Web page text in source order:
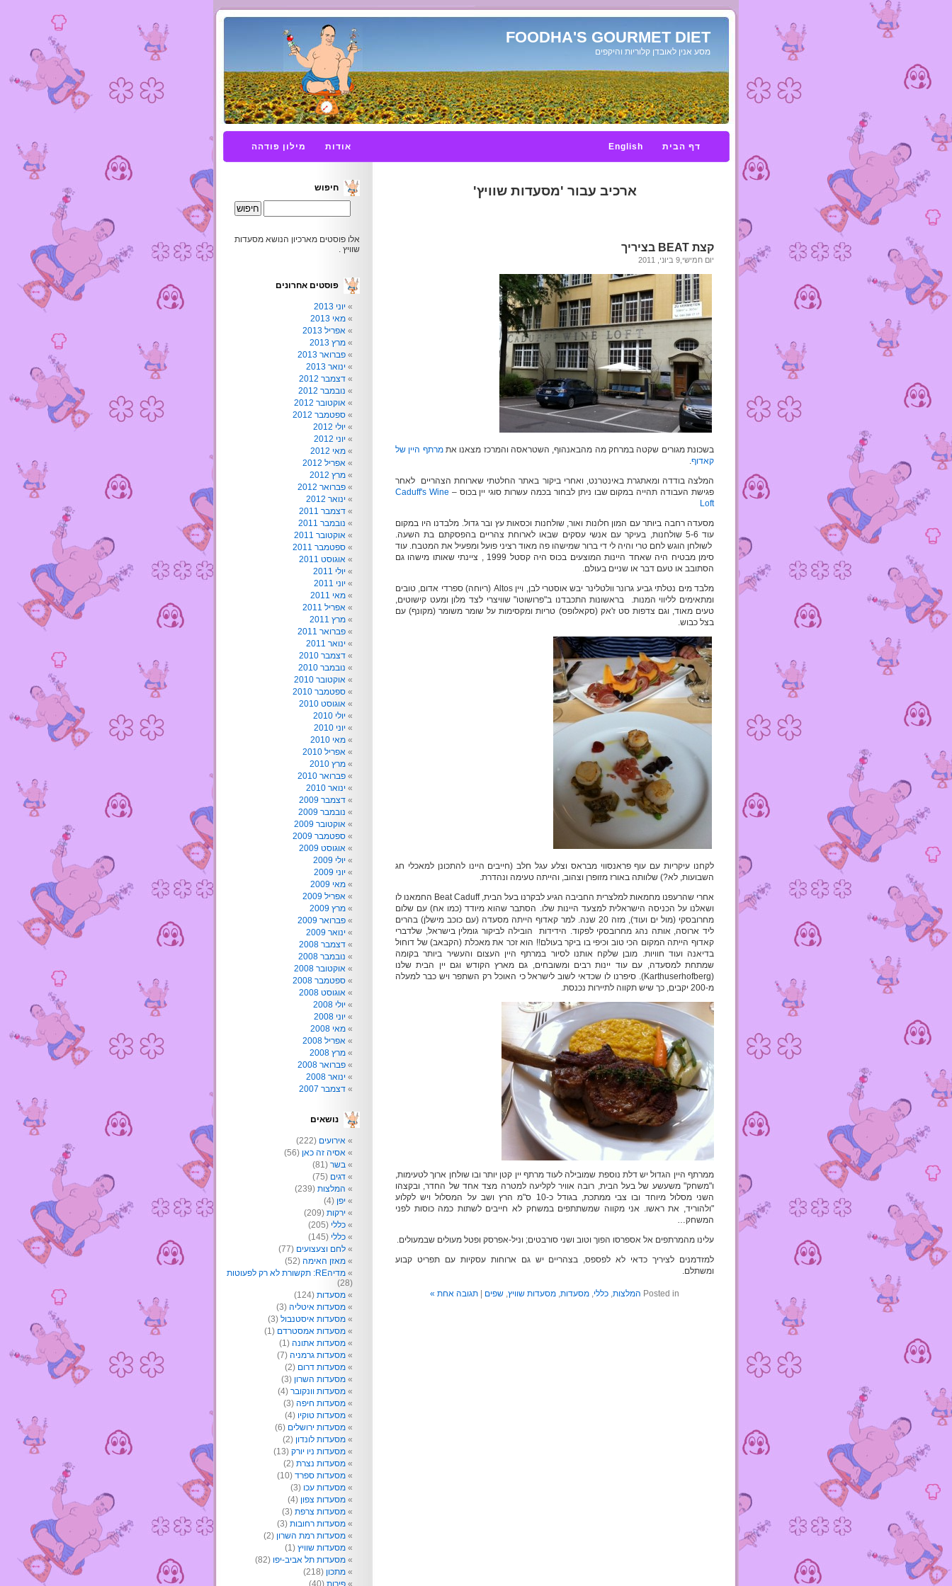
FOODHA'S GOURMET DIET
מסע אנין לאובדן קלוריות והיקפים
דף הבית English אודות מילון פודהה
ארכיב עבור 'מסעדות שוויץ'
קצת BEAT בציריך
יום חמישי,9 ביוני, 2011
בשכונת מגורים שקטה במרחק מה מהבאנהוף, השטראסה והמרכז מצאנו אתמרתף היין של
קאדוף.
המלצה בודדה ומאתגרת באינטרנט, ואחרי ביקור באתר החלטתי שארוחת הצהריים לאחר
פגישת העבודה תהייה במקום שבו ניתן לבחור בכמה עשרות סוגי יין בכוס – Caduff's Wine
Loft
מסעדה רחבה ביותר עם המון חלונות ואור, שולחנות וכסאות עץ ובר גדול. מלבדנו היו במקום
עוד 5-6 שולחנות, בעיקר עם אנשי עסקים שבאו לארוחת צהריים בהפסקתם בת השעה.
לשולחן הוגש לחם טרי והיה לי די ברור שמישהו פה מאוד רציני פועל ומפעיל את המטבח. עוד
סימן מבטיח היה שאחד היינות המוצעים בכוס היה קסטל 1999 , ציינתי שאותו מישהו גם
הסתובב או טעם דבר או שניים בעולם.
מלבד מים נטלתי גביע גרונר וולטלינר יבש אוסטרי לבן, ויין Altos (ריוחה) ספרדי אדום, טובים
ומתאימים לליווי המנות. בראשונות התכבדנו ב"פרושוטו" שוויצרי לצד מלון ומעט קישוטים,
טעים מאוד, וגם צדפות סט ז'אק (סקאלופס) טריות ומקסימות על שומר משומר (מקונף) עם
בצל כבוש.
לקחנו עיקריות עם עוף פראנסווי מבראס וצלע עגל חלב (חייבים היינו להתכונן למאכלי חג
השבועות, לא?) שלוותה באורז מזופרן וצהוב, והייתה טעימה ונהדרת.
אחרי שהרעפנו מחמאות למלצרית החביבה הגיע לבקרנו בעל הבית, Beat Caduff החמאנו לו
ושאלנו על הכניסה הישראלית למצעד היינות שלו. הסתבר שהוא מיודד (כמו אח) עם שלום
מחרובסקי (מול ים ועוד), מזה 20 שנה. למר קאדוף הייתה מסעדה (עם כוכב מישלן) בהרים
ליד ארוסה, אותה נהג מחרובסקי לפקוד. הידידות הובילה לביקור גומלין בישראל, שלדברי
קאדוף הייתה המקום הכי טוב וכיפי בו ביקר בעולם!! הוא זכר את מאכלת (הקבאב) של דוחול
בדיאנה ועוד חוויות. מובן שלקח אותנו לסיור במרתף היין העצום והעשיר ביותר בקומה
שמתחת למסעדה, עם עוד יינות רבים ומשובחים, גם מארץ הקודש וגם יין הבית שלנו
(Karthuserhofberg). סיפרנו לו שכדאי לשוב לישראל כי האוכל רק השתפר ויש כבר למעלה
מ-200 יקבים, כך שיש תקווה לתיירות נכנסת.
ממרתף היין הגדול יש דלת נוספת שמובילה לעוד מרתף יין קטן יותר ובו שולחן ארוך לטעימות,
ו"משחק" משעשע של בעל הבית, רובה אוויר לקליעה למטרה מצד אחד של החדר, ובקצהו
השני מסלול מיוחד ובו צבי ממתכת, בגודל כ-10 ס"מ הרץ ושב על המסלול ויש לקלוע
"ולהוריד, את ראשו. אני מקווה שמשתתפים במשחק לא חייבים לשתות כמה כוסות לפני
המשחק…
עלינו מהמרתפים אל אספרסו הפוך וטוב ושני סורבטים; וניל-אפרסק ופטל מעולים שבמעולים.
למזדמנים לציריך כדאי לא לפספס, בצהריים יש גם ארוחות עסקיות עם תפריט קבוע
ומשתלם.
Posted in המלצות, כללי, מסעדות, מסעדות שוויץ, שפים תגובה אחת »
חיפוש
אלו פוסטים מארכיון הנושא מסעדות
שוויץ .
פוסטים אחרונים
יוני 2013
מאי 2013
אפריל 2013
מרץ 2013
פברואר 2013
ינואר 2013
דצמבר 2012
נובמבר 2012
אוקטובר 2012
ספטמבר 2012
יולי 2012
יוני 2012
מאי 2012
אפריל 2012
מרץ 2012
פברואר 2012
ינואר 2012
דצמבר 2011
נובמבר 2011
אוקטובר 2011
ספטמבר 2011
אוגוסט 2011
יולי 2011
יוני 2011
מאי 2011
אפריל 2011
מרץ 2011
פברואר 2011
ינואר 2011
דצמבר 2010
נובמבר 2010
אוקטובר 2010
ספטמבר 2010
אוגוסט 2010
יולי 2010
יוני 2010
מאי 2010
אפריל 2010
מרץ 2010
פברואר 2010
ינואר 2010
דצמבר 2009
נובמבר 2009
אוקטובר 2009
ספטמבר 2009
אוגוסט 2009
יולי 2009
יוני 2009
מאי 2009
אפריל 2009
מרץ 2009
פברואר 2009
ינואר 2009
דצמבר 2008
נובמבר 2008
אוקטובר 2008
ספטמבר 2008
אוגוסט 2008
יולי 2008
יוני 2008
מאי 2008
אפריל 2008
מרץ 2008
פברואר 2008
ינואר 2008
דצמבר 2007
נושאים
אירועים (222)
אסיה זה כאן (56)
בשר (81)
דגים (75)
המלצות (239)
יפן (4)
ירקות (209)
כללי (205)
כללי (145)
לחם וצעצועים (77)
מאזן האימה (52)
מדיהRE: תקשורת לא רק לפעוטות
(28)
מסעדות (124)
מסעדות איטליה (3)
מסעדות איסטנבול (3)
מסעדות אמסטרדם (1)
מסעדות אתונה (1)
מסעדות גרמניה (7)
מסעדות דרום (2)
מסעדות השרון (3)
מסעדות וונקובר (4)
מסעדות חיפה (3)
מסעדות טוקיו (4)
מסעדות ירושלים (6)
מסעדות לונדון (2)
מסעדות ניו יורק (13)
מסעדות נצרת (2)
מסעדות ספרד (10)
מסעדות עכו (3)
מסעדות צפון (4)
מסעדות צרפת (3)
מסעדות רחובות (3)
מסעדות רמת השרון (2)
מסעדות שוויץ (1)
מסעדות תל אביב-יפו (82)
מתכון (218)
פירות (40)